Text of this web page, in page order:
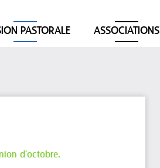
PASTORALE ASSOCIATIONS
d'octobre.